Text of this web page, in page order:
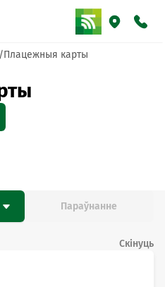
Плацежныя карты
Параўнанне
Скінуць